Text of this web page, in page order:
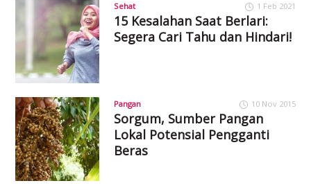
Sehat 1 Feb 2021
15 Kesalahan Saat Berlari:
Segera Cari Tahu dan Hindari!
Pangan 10 Nov 2015
Sorgum, Sumber Pangan
Lokal Potensial Pengganti
Beras